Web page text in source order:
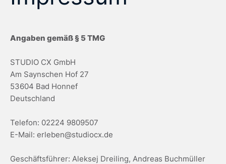
Angaben gemäß § 5 TMG
STUDIO CX GmbH
Am Saynschen Hof 27
53604 Bad Honnef
Deutschland
Telefon: 02224 9809507
E-Mail: erleben@studiocx.de
Geschäftsführer: Aleksej Dreiling, Andreas Buchmüller